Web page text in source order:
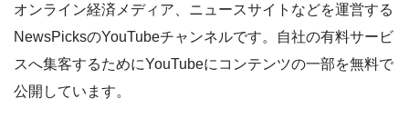
オンライン経済メディア、ニュースサイトなどを運営する
NewsPicksのYouTubeチャンネルです。自社の有料サービ
スへ集客するためにYouTubeにコンテンツの一部を無料で
公開しています。